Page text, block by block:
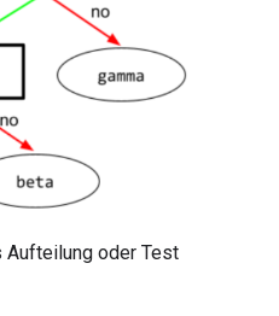
Aufteilung oder Test